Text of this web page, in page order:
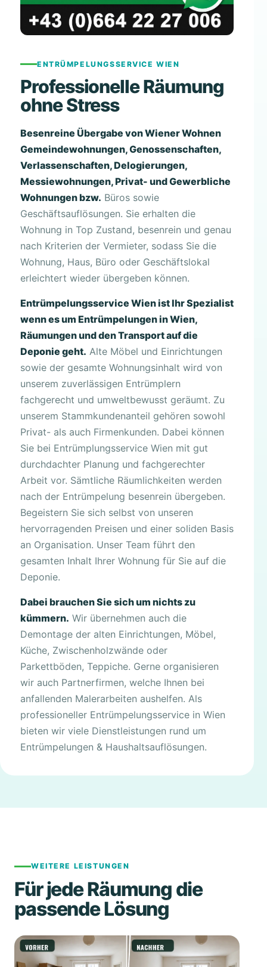
ENTRÜMPELUNGSSERVICE WIEN
Professionelle Räumung
ohne Stress
Besenreine Übergabe von Wiener Wohnen
Gemeindewohnungen, Genossenschaften,
Verlassenschaften, Delogierungen,
Messiewohnungen, Privat- und Gewerbliche
Wohnungen bzw. Büros sowie
Geschäftsauflösungen. Sie erhalten die
Wohnung in Top Zustand, besenrein und genau
nach Kriterien der Vermieter, sodass Sie die
Wohnung, Haus, Büro oder Geschäftslokal
erleichtert wieder übergeben können.
Entrümpelungsservice Wien ist Ihr Spezialist
wenn es um Entrümpelungen in Wien,
Räumungen und den Transport auf die
Deponie geht. Alte Möbel und Einrichtungen
sowie der gesamte Wohnungsinhalt wird von
unserem zuverlässigen Entrümplern
fachgerecht und umweltbewusst geräumt. Zu
unserem Stammkundenanteil gehören sowohl
Privat- als auch Firmenkunden. Dabei können
Sie bei Entrümplungsservice Wien mit gut
durchdachter Planung und fachgerechter
Arbeit vor. Sämtliche Räumlichkeiten werden
nach der Entrümpelung besenrein übergeben.
Begeistern Sie sich selbst von unseren
hervorragenden Preisen und einer soliden Basis
an Organisation. Unser Team führt den
gesamten Inhalt Ihrer Wohnung für Sie auf die
Deponie.
Dabei brauchen Sie sich um nichts zu
kümmern. Wir übernehmen auch die
Demontage der alten Einrichtungen, Möbel,
Küche, Zwischenholzwände oder
Parkettböden, Teppiche. Gerne organisieren
wir auch Partnerfirmen, welche Ihnen bei
anfallenden Malerarbeiten aushelfen. Als
professioneller Entrümpelungsservice in Wien
bieten wir viele Dienstleistungen rund um
Entrümpelungen & Haushaltsauflösungen.
WEITERE LEISTUNGEN
Für jede Räumung die
passende Lösung